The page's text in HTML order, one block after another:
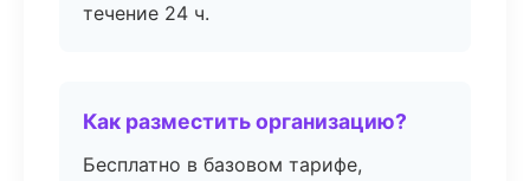
течение 24 ч.
Как разместить организацию?
Бесплатно в базовом тарифе,